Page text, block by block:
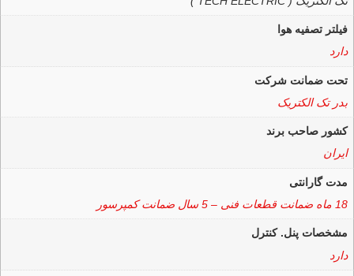
فیلتر تصفیه هوا
دارد
تحت ضمانت شرکت
بدر تک الکتریک
کشور صاحب برند
ایران
مدت گارانتی
18 ماه ضمانت قطعات فنی – 5 سال ضمانت کمپرسور
مشخصات پنل. کنترل
دارد